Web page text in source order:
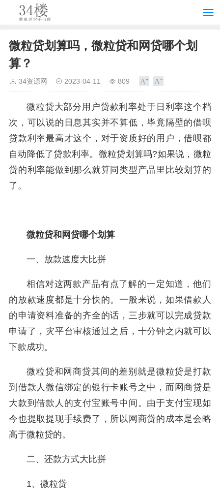
微粒贷划算吗，微粒贷和网贷哪个划
算？
34资源网 2023-04-11 809
微粒贷大部分用户贷款利率处于日利率这个档
次，可以说的日息其实并不算低，毕竟隔壁的借呗
贷款利率最高才这个，对于资质好的用户，借呗都
自动降低了贷款利率。微粒贷划算吗?如果说，微粒
贷的利率能做到那么就算同类型产品里比较划算的
了。
微粒贷和网贷哪个划算
一、放款速度大比拼
相信对这两款产品有点了解的一定知道，他们
的放款速度都是十分快的。一般来说，如果借款人
的申请资料准备的齐全的话，三步就可以完成贷款
申请了，灾平台审核通过之后，十分钟之内就可以
下款成功。
微粒贷和网商贷其间的差别就是微粒贷是打款
到借款人微信绑定的银行卡账号之中，而网商贷是
大款到借款人的支付宝账号中间。由于支付宝现如
今也提取提现手续费了，所以网商贷的成本是会略
高于微粒贷的。
二、还款方式大比拼
1、微粒贷